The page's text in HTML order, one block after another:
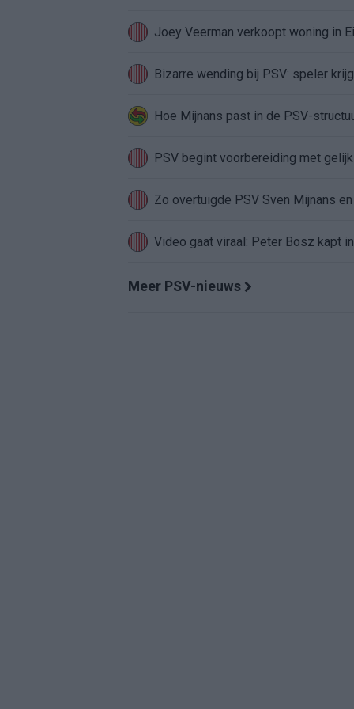
Joey Veerman verkoopt woning in
Bizarre wending bij PSV: speler
Hoe Mijnans past in de PSV-
PSV begint voorbereiding met
Zo overtuigde PSV Sven Mijnans
Video gaat viraal: Peter Bosz kapt
Meer PSV-nieuws